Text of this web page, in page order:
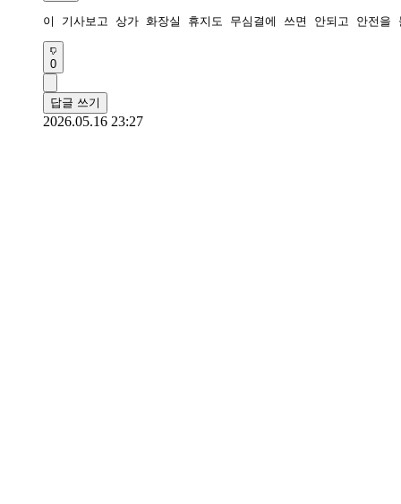
이 기사보고 상가 화장실 휴지도 무심결에 쓰면 안되고 안전을
0
답글 쓰기
2026.05.16 23:27